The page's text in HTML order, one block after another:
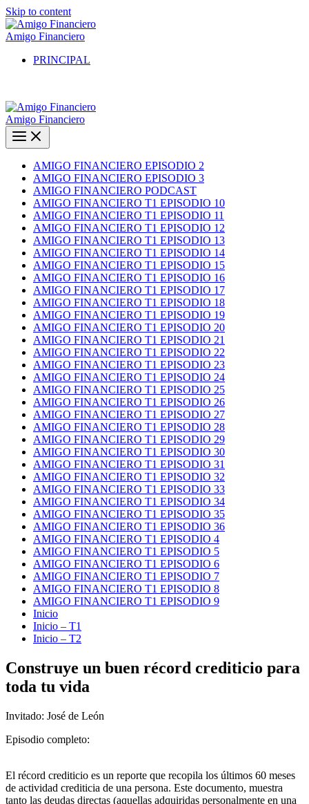
Skip to content
Amigo Financiero
PRINCIPAL
Amigo Financiero
AMIGO FINANCIERO EPISODIO 2
AMIGO FINANCIERO EPISODIO 3
AMIGO FINANCIERO PODCAST
AMIGO FINANCIERO T1 EPISODIO 10
AMIGO FINANCIERO T1 EPISODIO 11
AMIGO FINANCIERO T1 EPISODIO 12
AMIGO FINANCIERO T1 EPISODIO 13
AMIGO FINANCIERO T1 EPISODIO 14
AMIGO FINANCIERO T1 EPISODIO 15
AMIGO FINANCIERO T1 EPISODIO 16
AMIGO FINANCIERO T1 EPISODIO 17
AMIGO FINANCIERO T1 EPISODIO 18
AMIGO FINANCIERO T1 EPISODIO 19
AMIGO FINANCIERO T1 EPISODIO 20
AMIGO FINANCIERO T1 EPISODIO 21
AMIGO FINANCIERO T1 EPISODIO 22
AMIGO FINANCIERO T1 EPISODIO 23
AMIGO FINANCIERO T1 EPISODIO 24
AMIGO FINANCIERO T1 EPISODIO 25
AMIGO FINANCIERO T1 EPISODIO 26
AMIGO FINANCIERO T1 EPISODIO 27
AMIGO FINANCIERO T1 EPISODIO 28
AMIGO FINANCIERO T1 EPISODIO 29
AMIGO FINANCIERO T1 EPISODIO 30
AMIGO FINANCIERO T1 EPISODIO 31
AMIGO FINANCIERO T1 EPISODIO 32
AMIGO FINANCIERO T1 EPISODIO 33
AMIGO FINANCIERO T1 EPISODIO 34
AMIGO FINANCIERO T1 EPISODIO 35
AMIGO FINANCIERO T1 EPISODIO 36
AMIGO FINANCIERO T1 EPISODIO 4
AMIGO FINANCIERO T1 EPISODIO 5
AMIGO FINANCIERO T1 EPISODIO 6
AMIGO FINANCIERO T1 EPISODIO 7
AMIGO FINANCIERO T1 EPISODIO 8
AMIGO FINANCIERO T1 EPISODIO 9
Inicio
Inicio – T1
Inicio – T2
Construye un buen récord crediticio para
toda tu vida
Invitado: José de León
Episodio completo:
El récord crediticio es un reporte que recopila los últimos 60 meses
de actividad crediticia de una persona. Este documento, muestra
tanto las deudas directas (aquellas adquiridas personalmente en una